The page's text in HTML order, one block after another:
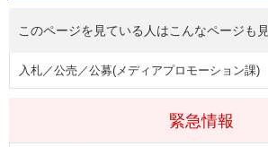
緊急情報
このページを見ている人はこんなページも
入札／公売／公募(メディアプロモーション課)